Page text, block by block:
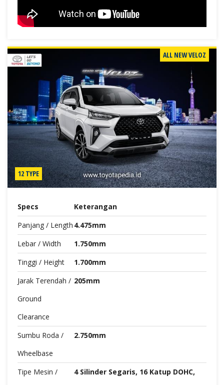
ALL NEW VELOZ
12 TYPE
Specs
Keterangan
Panjang / Length 4.475mm
Lebar / Width
1.750mm
Tinggi / Height
1.700mm
Jarak Terendah /
Ground
Clearance
205mm
Sumbu Roda /
Wheelbase
2.750mm
Tipe Mesin / 4 Silinder Segaris, 16 Katup DOHC,